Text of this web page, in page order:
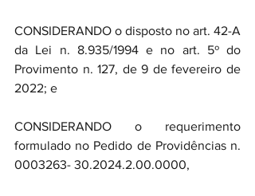
CONSIDERANDO o disposto no art. 42-A
da Lei n. 8.935/1994 e no art. 5º do
Provimento n. 127, de 9 de fevereiro de
2022; e
CONSIDERANDO o requerimento
formulado no Pedido de Providências n.
0003263- 30.2024.2.00.0000,